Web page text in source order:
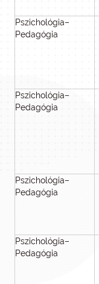
Pszichológia–
Pedagógia
Pszichológia–
Pedagógia
Pszichológia–
Pedagógia
Pszichológia–
Pedagógia